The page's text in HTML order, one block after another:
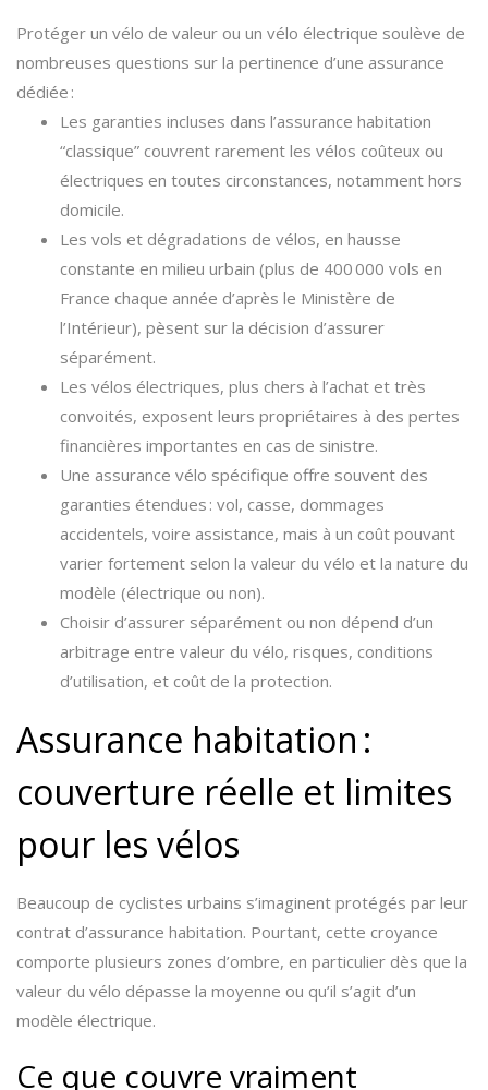
Protéger un vélo de valeur ou un vélo électrique soulève de
nombreuses questions sur la pertinence d’une assurance
dédiée :
Les garanties incluses dans l’assurance habitation
“classique” couvrent rarement les vélos coûteux ou
électriques en toutes circonstances, notamment hors
domicile.
Les vols et dégradations de vélos, en hausse
constante en milieu urbain (plus de 400 000 vols en
France chaque année d’après le Ministère de
l’Intérieur), pèsent sur la décision d’assurer
séparément.
Les vélos électriques, plus chers à l’achat et très
convoités, exposent leurs propriétaires à des pertes
financières importantes en cas de sinistre.
Une assurance vélo spécifique offre souvent des
garanties étendues : vol, casse, dommages
accidentels, voire assistance, mais à un coût pouvant
varier fortement selon la valeur du vélo et la nature du
modèle (électrique ou non).
Choisir d’assurer séparément ou non dépend d’un
arbitrage entre valeur du vélo, risques, conditions
d’utilisation, et coût de la protection.
Assurance habitation :
couverture réelle et limites
pour les vélos
Beaucoup de cyclistes urbains s’imaginent protégés par leur
contrat d’assurance habitation. Pourtant, cette croyance
comporte plusieurs zones d’ombre, en particulier dès que la
valeur du vélo dépasse la moyenne ou qu’il s’agit d’un
modèle électrique.
Ce que couvre vraiment